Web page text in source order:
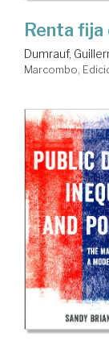
Renta fija
Dumrauf,
Marcombo,